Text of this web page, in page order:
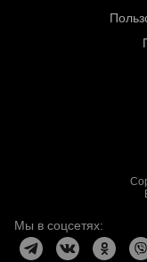
Мы в соцсетях: